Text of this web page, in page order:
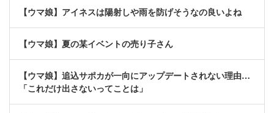
【ウマ娘】アイネスは陽射しや雨を防げそうなの良いよね
【ウマ娘】夏の某イベントの売り子さん
【ウマ娘】追込サポカが一向にアップデートされない理由…
「これだけ出さないってことは」